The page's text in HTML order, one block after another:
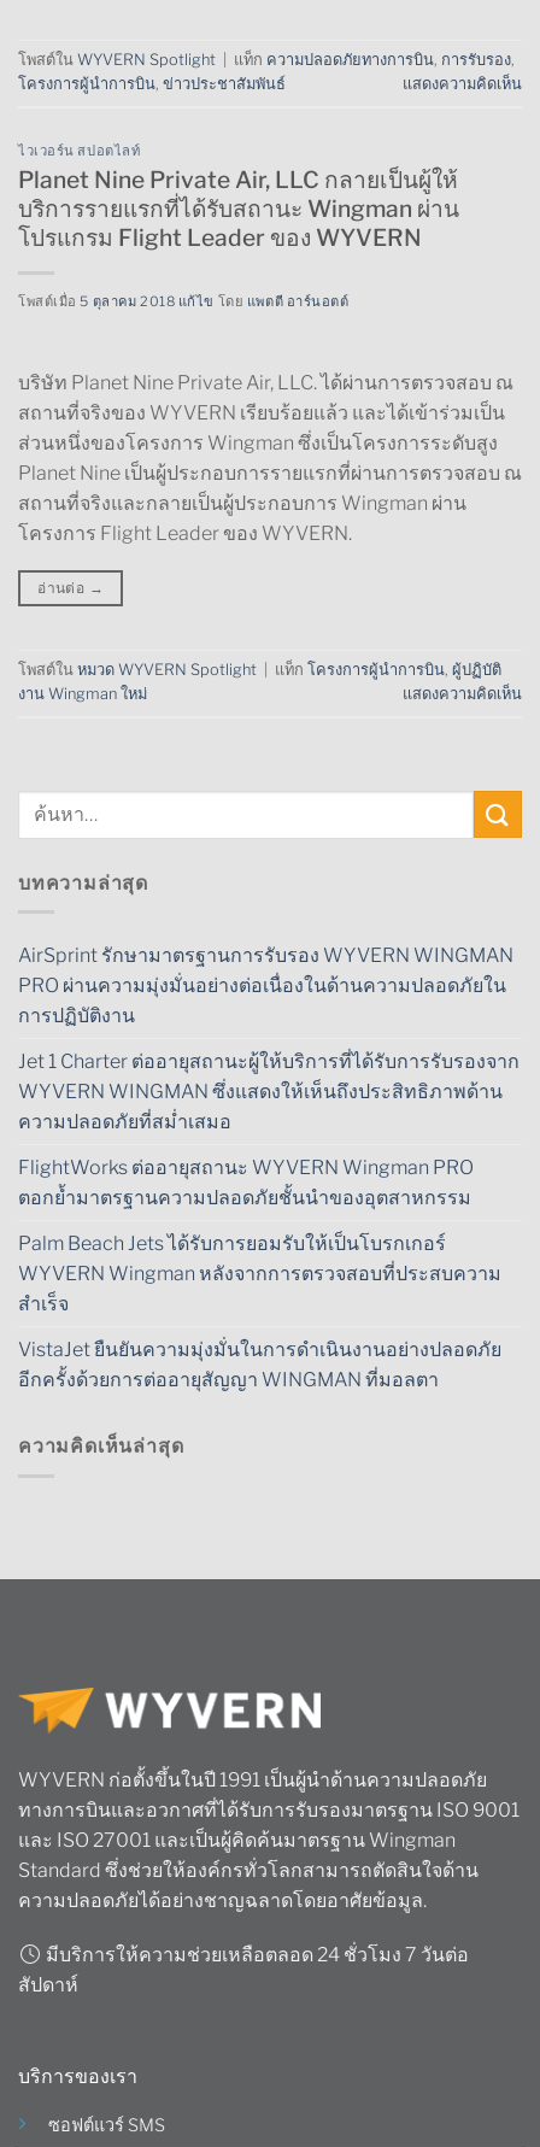
โพสต์ใน WYVERN Spotlight แท็ก ความปลอดภัยทางการบิน, การรับรอง,
โครงการผู้นำการบิน, ข่าวประชาสัมพันธ์ แสดงความคิดเห็น
ไวเวอร์น สปอตไลท์
Planet Nine Private Air, LLC กลายเป็นผู้ให้
บริการรายแรกที่ได้รับสถานะ Wingman ผ่าน
โปรแกรม Flight Leader ของ WYVERN
โพสต์เมื่อ 5 ตุลาคม 2018 แก้ไข โดย แพตตี อาร์นอตต์
บริษัท Planet Nine Private Air, LLC. ได้ผ่านการตรวจสอบ ณ
สถานที่จริงของ WYVERN เรียบร้อยแล้ว และได้เข้าร่วมเป็น
ส่วนหนึ่งของโครงการ Wingman ซึ่งเป็นโครงการระดับสูง
Planet Nine เป็นผู้ประกอบการรายแรกที่ผ่านการตรวจสอบ ณ
สถานที่จริงและกลายเป็นผู้ประกอบการ Wingman ผ่าน
โครงการ Flight Leader ของ WYVERN.
อ่านต่อ →
โพสต์ใน หมวด WYVERN Spotlight แท็ก โครงการผู้นำการบิน, ผู้ปฏิบัติ
งาน Wingman ใหม่
แสดงความคิดเห็น
บทความล่าสุด
AirSprint รักษามาตรฐานการรับรอง WYVERN WINGMAN
PRO ผ่านความมุ่งมั่นอย่างต่อเนื่องในด้านความปลอดภัยใน
การปฏิบัติงาน
Jet 1 Charter ต่ออายุสถานะผู้ให้บริการที่ได้รับการรับรองจาก
WYVERN WINGMAN ซึ่งแสดงให้เห็นถึงประสิทธิภาพด้าน
ความปลอดภัยที่สม่ำเสมอ
FlightWorks ต่ออายุสถานะ WYVERN Wingman PRO
ตอกย้ำมาตรฐานความปลอดภัยชั้นนำของอุตสาหกรรม
Palm Beach Jets ได้รับการยอมรับให้เป็นโบรกเกอร์
WYVERN Wingman หลังจากการตรวจสอบที่ประสบความ
สำเร็จ
VistaJet ยืนยันความมุ่งมั่นในการดำเนินงานอย่างปลอดภัย
อีกครั้งด้วยการต่ออายุสัญญา WINGMAN ที่มอลตา
ความคิดเห็นล่าสุด
WYVERN ก่อตั้งขึ้นในปี 1991 เป็นผู้นำด้านความปลอดภัย
ทางการบินและอวกาศที่ได้รับการรับรองมาตรฐาน ISO 9001
และ ISO 27001 และเป็นผู้คิดค้นมาตรฐาน Wingman
Standard ซึ่งช่วยให้องค์กรทั่วโลกสามารถตัดสินใจด้าน
ความปลอดภัยได้อย่างชาญฉลาดโดยอาศัยข้อมูล.
มีบริการให้ความช่วยเหลือตลอด 24 ชั่วโมง 7 วันต่อ
สัปดาห์
บริการของเรา
ซอฟต์แวร์ SMS